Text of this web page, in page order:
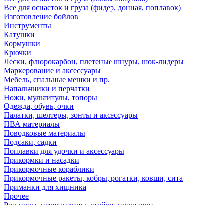
Все для оснасток и груза (фидер, донная, поплавок)
Изготовление бойлов
Инструменты
Катушки
Кормушки
Крючки
Лески, флюрокарбон, плетеные шнуры, шок-лидеры
Маркерование и аксессуары
Мебель, спальные мешки и пр.
Напальчники и перчатки
Ножи, мультитулы, топоры
Одежда, обувь, очки
Палатки, шелтеры, зонты и аксессуары
ПВА материалы
Поводковые материалы
Подсаки, садки
Поплавки для удочки и аксессуары
Прикормки и насадки
Прикормочные кораблики
Прикормочные ракеты, кобры, рогатки, ковши, сита
Приманки для хищника
Прочее